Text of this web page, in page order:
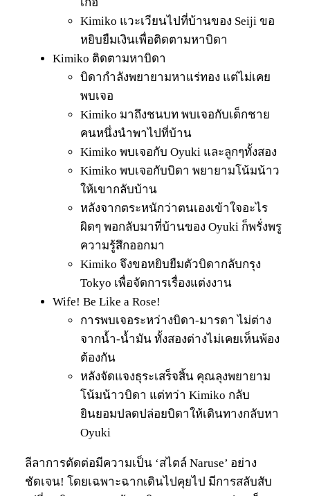
Kimiko แวะเวียนไปที่บ้านของ Seiji ขอ
หยิบยืมเงินเพื่อติดตามหาบิดา
Kimiko ติดตามหาบิดา
บิดากำลังพยายามหาแร่ทอง แต่ไม่เคย
พบเจอ
Kimiko มาถึงชนบท พบเจอกับเด็กชาย
คนหนึ่งนำพาไปที่บ้าน
Kimiko พบเจอกับ Oyuki และลูกๆทั้งสอง
Kimiko พบเจอกับบิดา พยายามโน้มน้าว
ให้เขากลับบ้าน
หลังจากตระหนักว่าตนเองเข้าใจอะไร
ผิดๆ พอกลับมาที่บ้านของ Oyuki ก็พรั่งพรู
ความรู้สึกออกมา
Kimiko จึงขอหยิบยืมตัวบิดากลับกรุง
Tokyo เพื่อจัดการเรื่องแต่งงาน
Wife! Be Like a Rose!
การพบเจอระหว่างบิดา-มารดา ไม่ต่าง
จากน้ำ-น้ำมัน ทั้งสองต่างไม่เคยเห็นพ้อง
ต้องกัน
หลังจัดแจงธุระเสร็จสิ้น คุณลุงพยายาม
โน้มน้าวบิดา แต่ทว่า Kimiko กลับ
ยินยอมปลดปล่อยบิดาให้เดินทางกลับหา
Oyuki
ลีลาการตัดต่อมีความเป็น ‘สไตล์ Naruse’ อย่าง
ชัดเจน! โดยเฉพาะฉากเดินไปคุยไป มีการสลับสับ